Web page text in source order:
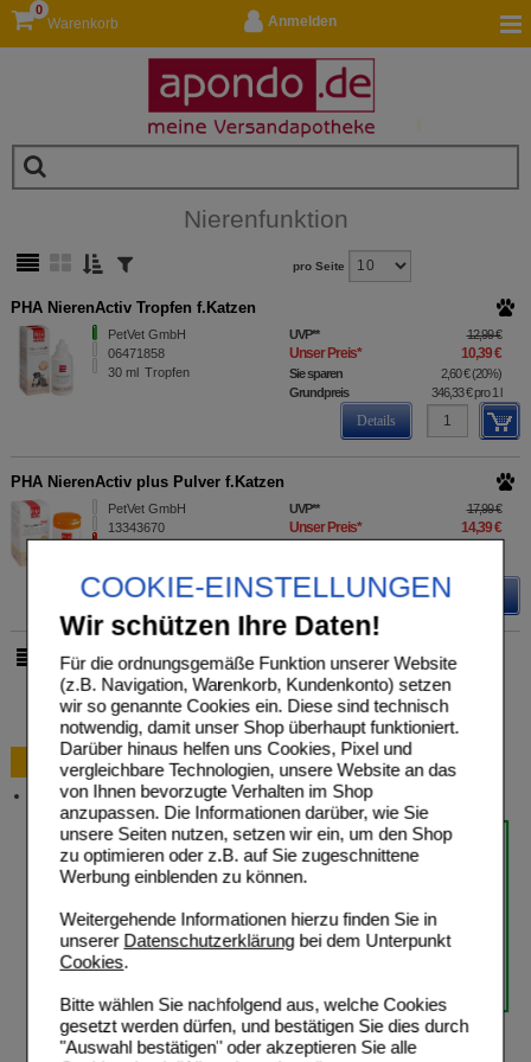
COOKIE-EINSTELLUNGEN
Wir schützen Ihre Daten!
Für die ordnungsgemäße Funktion unserer Website
(z.B. Navigation, Warenkorb, Kundenkonto) setzen
wir so genannte Cookies ein. Diese sind technisch
notwendig, damit unser Shop überhaupt funktioniert.
Darüber hinaus helfen uns Cookies, Pixel und
vergleichbare Technologien, unsere Website an das
von Ihnen bevorzugte Verhalten im Shop
anzupassen. Die Informationen darüber, wie Sie
unsere Seiten nutzen, setzen wir ein, um den Shop
zu optimieren oder z.B. auf Sie zugeschnittene
Werbung einblenden zu können.
Weitergehende Informationen hierzu finden Sie in
unserer Datenschutzerklärungbei dem Unterpunkt
Cookies.
Bitte wählen Sie nachfolgend aus, welche Cookies
gesetzt werden dürfen, und bestätigen Sie dies durch
"Auswahl bestätigen" oder akzeptieren Sie alle
Anmelden
Warenkorb
0
Nierenfunktion
pro Seite
PHA NierenActiv Tropfen f.Katzen
PetVet GmbH
06471858
30 ml Tropfen
UVP** 12,99 €
Unser Preis* 10,39 €
Sie sparen 2,60 € (20%)
Grundpreis
346,33 €pro 1 l
Details
PHA NierenActiv plus Pulver f.Katzen
PetVet GmbH
13343670
UVP** 17,99 €
Unser Preis* 14,39 €
pro Seite
Bestellung
Versandkosten